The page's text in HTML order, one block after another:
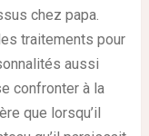
chez papa.
traitements pour
aussi
confronter à la
que lorsqu’il